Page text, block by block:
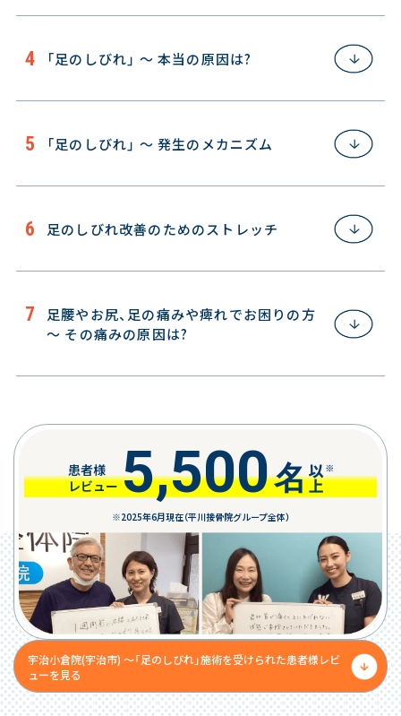
「足のしびれ」 ～ 本当の原因は?
「足のしびれ」 ～ 発生のメカニズム
足のしびれ改善のためのストレッチ
足腰やお尻、足の痛みや痺れでお困りの方
～ その痛みの原因は?
患者様
レビュー 5,500名
※2025年6月現在（平川接骨院グループ全体）
宇治小倉院(宇治市) 〜「足のしびれ」施術を受けられた患者様レビ
ューを見る